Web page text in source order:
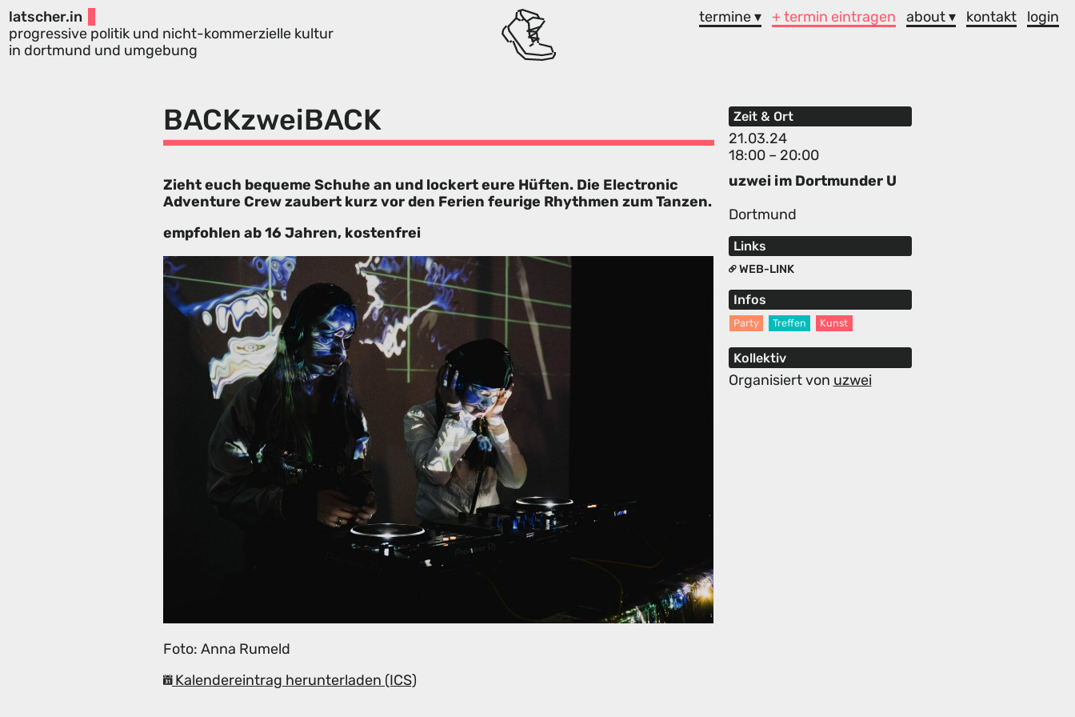
latscher.in
progressive politik und nicht-kommerzielle kultur
in dortmund und umgebung
termine ▾ + termin eintragen about ▾ kontakt login
BACKzweiBACK Zeit & Ort
21.03.24
18:00 – 20:00
uzwei im Dortmunder U
Dortmund
Links
WEB-LINK
Infos
Party Treffen Kunst
Kollektiv
Organisiert von uzwei
Zieht euch bequeme Schuhe an und lockert eure Hüften. Die Electronic
Adventure Crew zaubert kurz vor den Ferien feurige Rhythmen zum Tanzen.
empfohlen ab 16 Jahren, kostenfrei
Foto: Anna Rumeld
Kalendereintrag herunterladen (ICS)